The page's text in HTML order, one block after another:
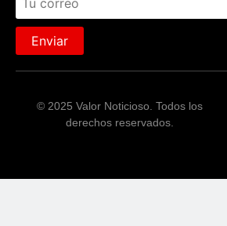
Enviar
© 2025 Valor Noticioso. Todos los
derechos reservados.